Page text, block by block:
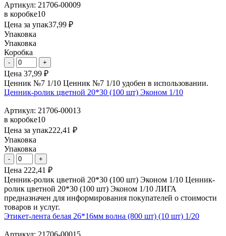
Артикул: 21706-00009
в коробке10
Цена за упак37,99 ₽
Упаковка
Упаковка
Коробка
Цена 37,99 ₽
Ценник №7 1/10 Ценник №7 1/10 удобен в использовании.
Ценник-ролик цветной 20*30 (100 шт) Эконом 1/10
Артикул: 21706-00013
в коробке10
Цена за упак222,41 ₽
Упаковка
Упаковка
Цена 222,41 ₽
Ценник-ролик цветной 20*30 (100 шт) Эконом 1/10 Ценник-
ролик цветной 20*30 (100 шт) Эконом 1/10 ЛИГА
предназначен для информирования покупателей о стоимости
товаров и услуг.
Этикет-лента белая 26*16мм волна (800 шт) (10 шт) 1/20
Артикул: 21706-00015